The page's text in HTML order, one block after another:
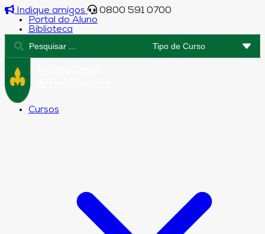
Indique amigos
0800 591 0700
Portal do Aluno
Biblioteca
Cursos